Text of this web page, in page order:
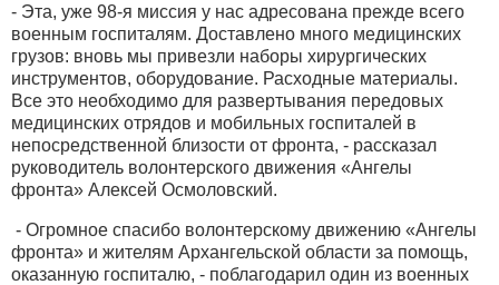
- Эта, уже 98-я миссия у нас адресована прежде всего
военным госпиталям. Доставлено много медицинских
грузов: вновь мы привезли наборы хирургических
инструментов, оборудование. Расходные материалы.
Все это необходимо для развертывания передовых
медицинских отрядов и мобильных госпиталей в
непосредственной близости от фронта, - рассказал
руководитель волонтерского движения «Ангелы
фронта» Алексей Осмоловский.
- Огромное спасибо волонтерскому движению «Ангелы
фронта» и жителям Архангельской области за помощь,
оказанную госпиталю, - поблагодарил один из военных